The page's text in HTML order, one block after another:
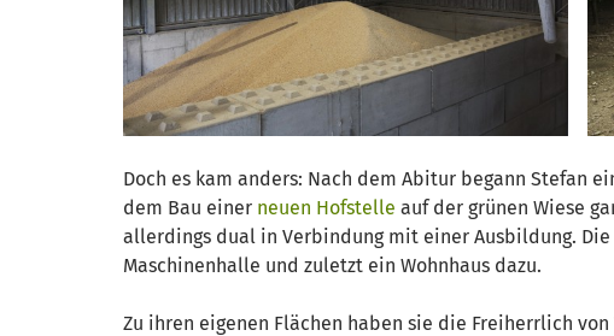
Doch es kam anders: Nach dem Abitur begann Stefan
dem Bau einer neuen Hofstelle auf der grünen Wiese
allerdings dual in Verbindung mit einer Ausbildung. Die
Maschinenhalle und zuletzt ein Wohnhaus dazu.
Zu ihren eigenen Flächen haben sie die Freiherrlich